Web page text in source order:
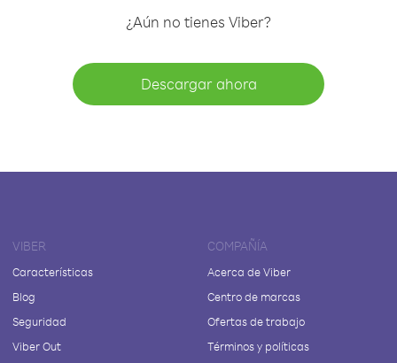
¿Aún no tienes Viber?
Descargar ahora
VIBER
Características
Blog
Seguridad
Viber Out
COMPAÑÍA
Acerca de Viber
Centro de marcas
Ofertas de trabajo
Términos y políticas